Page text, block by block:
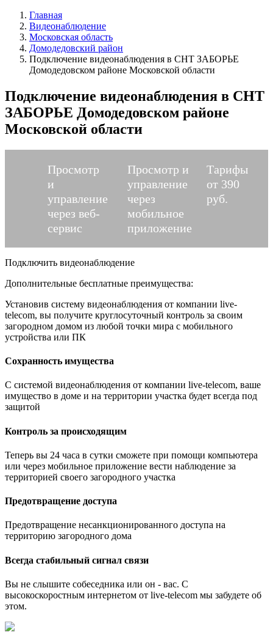
Главная
Видеонаблюдение
Московская область
Домодедовский район
Подключение видеонаблюдения в СНТ ЗАБОРЬЕ
Домодедовском районе Московской области
Подключение видеонаблюдения в СНТ
ЗАБОРЬЕ Домодедовском районе
Московской области
Просмотр
и
управление
через веб-
сервис
Просмотр и
управление
через
мобильное
приложение
Тарифы
от 390
руб.
Подключить видеонаблюдение
Дополнительные бесплатные преимущества:
Установив систему видеонаблюдения от компании live-
telecom, вы получите круглосуточный контроль за своим
загородном домом из любой точки мира с мобильного
устройства или ПК
Сохранность имущества
С системой видеонаблюдения от компании live-telecom, ваше
имущество в доме и на территории участка будет всегда под
защитой
Контроль за происходящим
Теперь вы 24 часа в сутки сможете при помощи компьютера
или через мобильное приложение вести наблюдение за
территорией своего загородного участка
Предотвращение доступа
Предотвращение несанкционированного доступа на
территорию загородного дома
Всегда стабильный сигнал связи
Вы не слышите собеседника или он - вас. С
высокоскоростным интернетом от live-telecom мы забудете об
этом.